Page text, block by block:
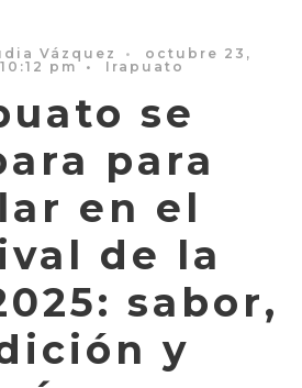
Vázquez •
octubre 23,
10:12 pm • Irapuato
se
para
en el
de la
sabor,
y